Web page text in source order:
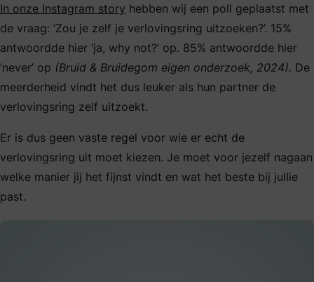
In onze Instagram story hebben wij een poll geplaatst met
de vraag: ‘Zou je zelf je verlovingsring uitzoeken?’. 15%
antwoordde hier ‘ja, why not?’ op. 85% antwoordde hier
‘never’ op (Bruid & Bruidegom eigen onderzoek, 2024). De
meerderheid vindt het dus leuker als hun partner de
verlovingsring zelf uitzoekt.
Er is dus geen vaste regel voor wie er echt de
verlovingsring uit moet kiezen. Je moet voor jezelf nagaan
welke manier jij het fijnst vindt en wat het beste bij jullie
past.